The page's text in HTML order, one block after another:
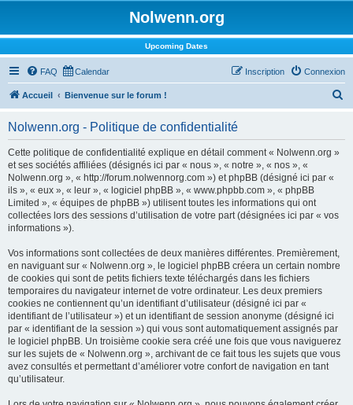
Nolwenn.org
Upcoming Dates
FAQ Calendar Connexion
Inscription
Accueil Bienvenue sur le forum !
Nolwenn.org - Politique de confidentialité
Cette politique de confidentialité explique en détail comment « Nolwenn.org »
et ses sociétés affiliées (désignés ici par « nous », « notre », « nos », «
Nolwenn.org », « http://forum.nolwennorg.com ») et phpBB (désigné ici par «
ils », « eux », « leur », « logiciel phpBB », « www.phpbb.com », « phpBB
Limited », « équipes de phpBB ») utilisent toutes les informations qui ont
collectées lors des sessions d’utilisation de votre part (désignées ici par « vos
informations »).
Vos informations sont collectées de deux manières différentes. Premièrement,
en naviguant sur « Nolwenn.org », le logiciel phpBB créera un certain nombre
de cookies qui sont de petits fichiers texte téléchargés dans les fichiers
temporaires du navigateur internet de votre ordinateur. Les deux premiers
cookies ne contiennent qu’un identifiant d’utilisateur (désigné ici par «
identifiant de l’utilisateur ») et un identifiant de session anonyme (désigné ici
par « identifiant de la session ») qui vous sont automatiquement assignés par
le logiciel phpBB. Un troisième cookie sera créé une fois que vous naviguerez
sur les sujets de « Nolwenn.org », archivant de ce fait tous les sujets que vous
avez consultés et permettant d’améliorer votre confort de navigation en tant
qu’utilisateur.